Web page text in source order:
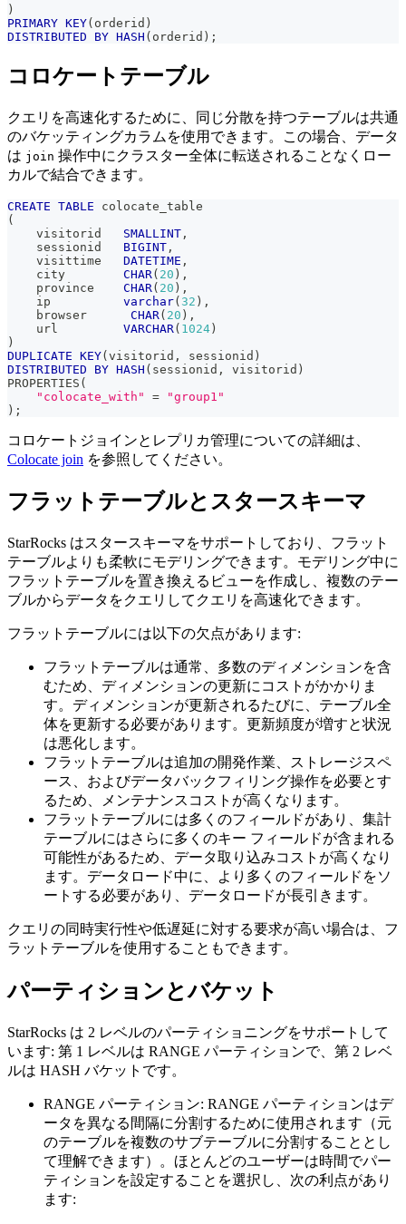
)
PRIMARY KEY( orderid )
DISTRIBUTED
BY HASH ( orderid ) ;
コロケートテーブル
クエリを高速化するために、同じ分散を持つテーブルは共通
のバケッティングカラムを使用できます。この場合、データ
は join 操作中にクラスター全体に転送されることなくロー
カルで結合できます。
CREATE TABLE colocate_table
(
    visitorid
SMALLINT ,
    sessionid
BIGINT ,
    visittime
DATETIME ,
    city
CHAR( 20 ) ,
    province
CHAR( 20 ) ,
    ip
varchar( 32 ) ,
    browser
CHAR( 20 ) ,
    url
VARCHAR( 1024)
)
DUPLICATE KEY(visitorid , sessionid )
DISTRIBUTED
BY HASH ( sessionid , visitorid )
PROPERTIES (
"colocate_with"
=
"group1"
) ;
コロケートジョインとレプリカ管理についての詳細は、
Colocate join を参照してください。
フラットテーブルとスタースキーマ
StarRocks はスタースキーマをサポートしており、フラット
テーブルよりも柔軟にモデリングできます。モデリング中に
フラットテーブルを置き換えるビューを作成し、複数のテー
ブルからデータをクエリしてクエリを高速化できます。
フラットテーブルには以下の欠点があります:
フラットテーブルは通常、多数のディメンションを含
むため、ディメンションの更新にコストがかかりま
す。ディメンションが更新されるたびに、テーブル全
体を更新する必要があります。更新頻度が増すと状況
は悪化します。
フラットテーブルは追加の開発作業、ストレージスペ
ース、およびデータバックフィリング操作を必要とす
るため、メンテナンスコストが高くなります。
フラットテーブルには多くのフィールドがあり、集計
テーブルにはさらに多くのキー フィールドが含まれる
可能性があるため、データ取り込みコストが高くなり
ます。データロード中に、より多くのフィールドをソ
ートする必要があり、データロードが長引きます。
クエリの同時実行性や低遅延に対する要求が高い場合は、フ
ラットテーブルを使用することもできます。
パーティションとバケット
StarRocks は 2 レベルのパーティショニングをサポートして
います: 第 1 レベルは RANGE パーティションで、第 2 レベ
ルは HASH バケットです。
RANGE パーティション: RANGE パーティションはデ
ータを異なる間隔に分割するために使用されます（元
のテーブルを複数のサブテーブルに分割することとし
て理解できます）。ほとんどのユーザーは時間でパー
ティションを設定することを選択し、次の利点があり
ます: